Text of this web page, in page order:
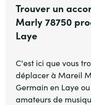
Trouver un
Marly 78750
Laye
C'est ici que vous
déplacer à Mareil
Germain en Laye
amateurs de